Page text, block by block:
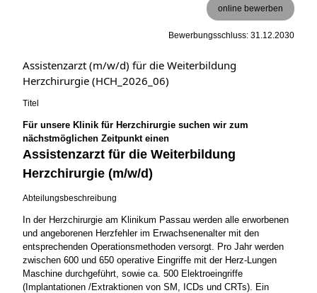
online bewerben
Bewerbungsschluss: 31.12.2030
Assistenzarzt (m/w/d) für die Weiterbildung
Herzchirurgie (HCH_2026_06)
Titel
Für unsere Klinik für Herzchirurgie suchen wir zum
nächstmöglichen Zeitpunkt einen
Assistenzarzt für die Weiterbildung
Herzchirurgie (m/w/d)
Abteilungsbeschreibung
In der Herzchirurgie am Klinikum Passau werden alle erworbenen
und angeborenen Herzfehler im Erwachsenenalter mit den
entsprechenden Operationsmethoden versorgt. Pro Jahr werden
zwischen 600 und 650 operative Eingriffe mit der Herz-Lungen
Maschine durchgeführt, sowie ca. 500 Elektroeingriffe
(Implantationen /Extraktionen von SM, ICDs und CRTs). Ein